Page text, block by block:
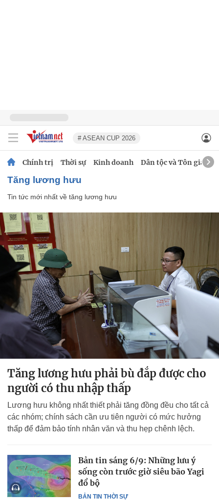
# ASEAN CUP 2026
Chính trị Thời sự Kinh doanh Dân tộc và Tôn giáo
tăng lương hưu
Tin tức mới nhất về tăng lương hưu
Tăng lương hưu phải bù đắp được cho
người có thu nhập thấp
Lương hưu không nhất thiết phải tăng đồng đều cho tất cả
các nhóm; chính sách cần ưu tiên người có mức hưởng
thấp để đảm bảo tính nhân văn và thu hẹp chênh lệch.
BẢN TIN THỜI SỰ
Bản tin sáng 6/9: Những lưu ý
sống còn trước giờ siêu bão Yagi
đổ bộ